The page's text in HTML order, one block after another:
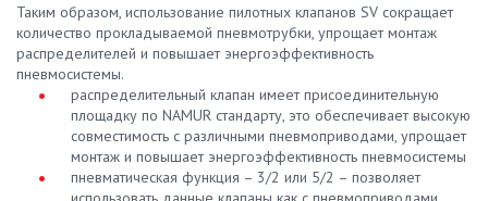
Таким образом, использование пилотных клапанов SV сокращает
количество прокладываемой пневмотрубки, упрощает монтаж
распределителей и повышает энергоэффективность
пневмосистемы.
распределительный клапан имеет присоединительную
площадку по NAMUR стандарту, это обеспечивает высокую
совместимость с различными пневмоприводами, упрощает
монтаж и повышает энергоэффективность пневмосистемы
пневматическая функция – 3/2 или 5/2 – позволяет